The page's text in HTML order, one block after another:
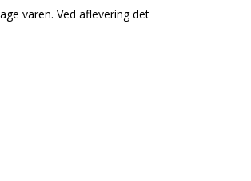
varen. Ved aflevering det